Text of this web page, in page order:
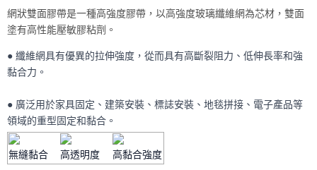
網狀雙面膠帶是一種高強度膠帶，以高強度玻璃纖維網為芯材，雙面
塗有高性能壓敏膠粘劑。
● 纖維網具有優異的拉伸強度，從而具有高斷裂阻力、低伸長率和強
黏合力。
● 廣泛用於家具固定、建築安裝、標誌安裝、地毯拼接、電子產品等
領域的重型固定和黏合。
無縫黏合 高透明度 高黏合強度